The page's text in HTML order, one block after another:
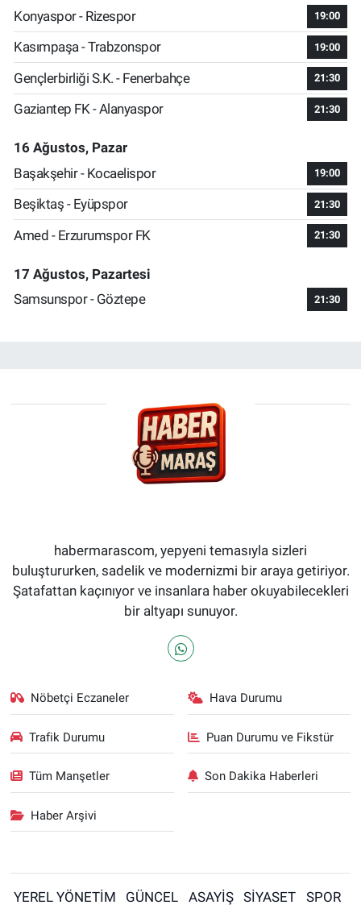
Konyaspor - Rizespor
19:00
Kasımpaşa - Trabzonspor 19:00
Gençlerbirliği S.K. - Fenerbahçe 21:30
Gaziantep FK - Alanyaspor 21:30
16 Ağustos, Pazar
Başakşehir - Kocaelispor
19:00
Beşiktaş - Eyüpspor 21:30
Amed - Erzurumspor FK 21:30
17 Ağustos, Pazartesi
Samsunspor - Göztepe
21:30
habermarascom, yepyeni temasıyla sizleri
buluştururken, sadelik ve modernizmi bir araya getiriyor.
Şatafattan kaçınıyor ve insanlara haber okuyabilecekleri
bir altyapı sunuyor.
Nöbetçi Eczaneler Hava Durumu
Trafik Durumu Puan Durumu ve Fikstür
Tüm Manşetler Son Dakika Haberleri
Haber Arşivi
YEREL YÖNETİM GÜNCEL ASAYİŞ SİYASET SPOR